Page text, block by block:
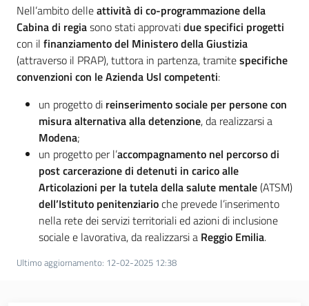
n
t
e
d
e
Nell’ambito delleattività di co-programmazione della
Cabina di regiasono stati approvatidue specifici progetti
con il finanziamento del Ministero della Giustizia
(attraverso il PRAP), tuttora in partenza, tramitespecifiche
convenzioni con le Azienda Usl competenti:
un progetto di reinserimento sociale per persone con
misura alternativa alla detenzione, da realizzarsi a
Modena;
un progetto per l’accompagnamento nel percorso di
post carcerazione di detenuti in carico alle
Articolazioni per la tutela della salute mentale(ATSM)
dell’Istituto penitenziarioche prevede l’inserimento
nella rete dei servizi territoriali ed azioni di inclusione
sociale e lavorativa, da realizzarsi a Reggio Emilia.
Ultimo aggiornamento: 12-02-2025 12:38